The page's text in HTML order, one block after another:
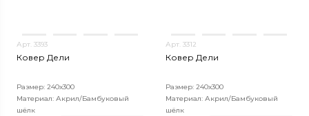
Арт. 3393
Ковер Дели
Размер: 240х300
Материал: Акрил/Бамбуковый
шёлк
Арт. 3312
Ковер Дели
Размер: 240х300
Материал: Акрил/Бамбуковый
шёлк